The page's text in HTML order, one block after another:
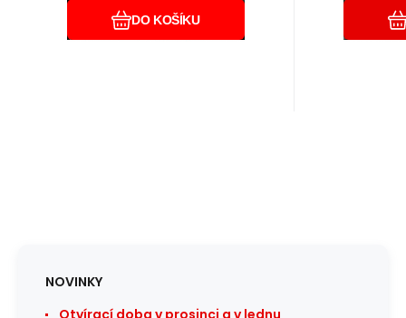
DO KOŠÍKU
NOVINKY
Otvírací doba v prosinci a v lednu